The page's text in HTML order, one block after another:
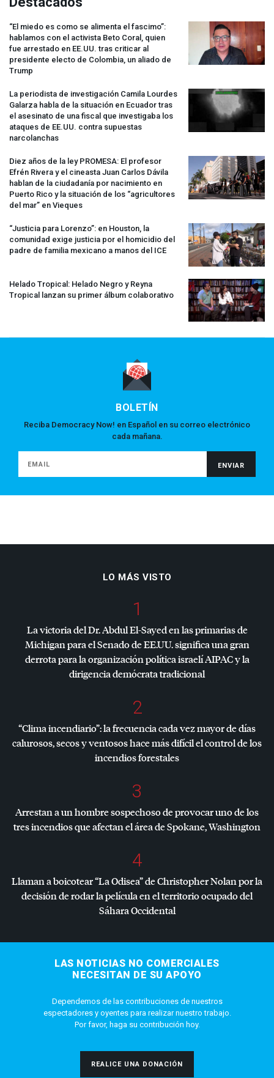
“El miedo es como se alimenta el fascimo”:
hablamos con el activista Beto Coral, quien
fue arrestado en EE.UU. tras criticar al
presidente electo de Colombia, un aliado de
Trump
La periodista de investigación Camila Lourdes
Galarza habla de la situación en Ecuador tras
el asesinato de una fiscal que investigaba los
ataques de EE.UU. contra supuestas
narcolanchas
Diez años de la ley PROMESA: El profesor
Efrén Rivera y el cineasta Juan Carlos Dávila
hablan de la ciudadanía por nacimiento en
Puerto Rico y la situación de los “agricultores
del mar” en Vieques
“Justicia para Lorenzo”: en Houston, la
comunidad exige justicia por el homicidio del
padre de familia mexicano a manos del ICE
Helado Tropical: Helado Negro y Reyna
Tropical lanzan su primer álbum colaborativo
BOLETÍN
Reciba Democracy Now! en Español en su correo electrónico
cada mañana.
LO MÁS VISTO
1
La victoria del Dr. Abdul El-Sayed en las primarias de
Michigan para el Senado de EE.UU. significa una gran
derrota para la organización política israelíAIPACy la
dirigencia demócrata tradicional
2
“Clima incendiario”: la frecuencia cada vez mayor de días
calurosos, secos y ventosos hace más difícil el control de los
incendios forestales
3
Arrestan a un hombre sospechoso de provocar uno de los
tres incendios que afectan el área de Spokane, Washington
4
Llaman a boicotear “La Odisea” de Christopher Nolan por la
decisión de rodar la película en el territorio ocupado del
Sáhara Occidental
LAS NOTICIAS NO COMERCIALES
NECESITAN DE SU APOYO
Dependemos de las contribuciones de nuestros
espectadores y oyentes para realizar nuestro trabajo.
Por favor, haga su contribución hoy.
REALICE UNA DONACIÓN